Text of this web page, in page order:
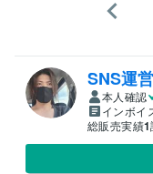
SNS運
本人確認
インボイ
総販売実績1